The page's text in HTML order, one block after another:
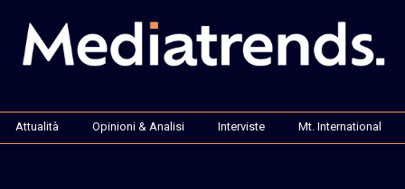
Attualità Opinioni & Analisi Interviste Mt. International